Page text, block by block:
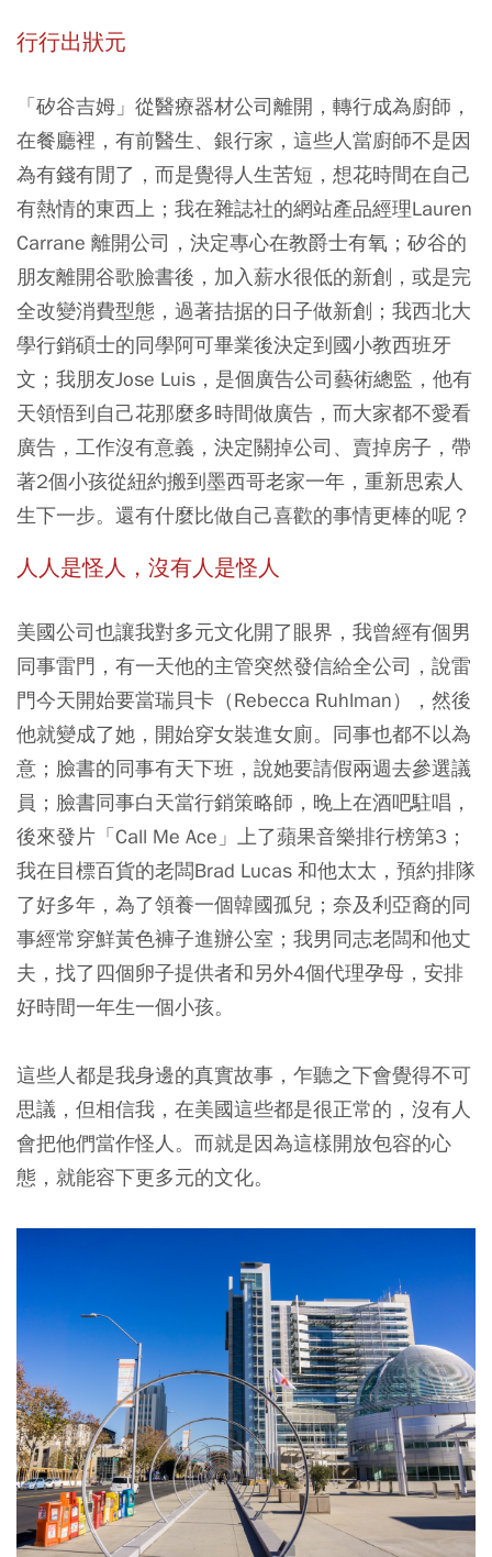
行行出狀元
「矽谷吉姆」從醫療器材公司離開，轉行成為廚師，
在餐廳裡，有前醫生、銀行家，這些人當廚師不是因
為有錢有閒了，而是覺得人生苦短，想花時間在自己
有熱情的東西上；我在雜誌社的網站產品經理Lauren
Carrane 離開公司，決定專心在教爵士有氧；矽谷的
朋友離開谷歌臉書後，加入薪水很低的新創，或是完
全改變消費型態，過著拮据的日子做新創；我西北大
學行銷碩士的同學阿可畢業後決定到國小教西班牙
文；我朋友Jose Luis，是個廣告公司藝術總監，他有
天領悟到自己花那麼多時間做廣告，而大家都不愛看
廣告，工作沒有意義，決定關掉公司、賣掉房子，帶
著2個小孩從紐約搬到墨西哥老家一年，重新思索人
生下一步。還有什麼比做自己喜歡的事情更棒的呢？
人人是怪人，沒有人是怪人
美國公司也讓我對多元文化開了眼界，我曾經有個男
同事雷門，有一天他的主管突然發信給全公司，說雷
門今天開始要當瑞貝卡（Rebecca Ruhlman），然後
他就變成了她，開始穿女裝進女廁。同事也都不以為
意；臉書的同事有天下班，說她要請假兩週去參選議
員；臉書同事白天當行銷策略師，晚上在酒吧駐唱，
後來發片「Call Me Ace」上了蘋果音樂排行榜第3；
我在目標百貨的老闆Brad Lucas 和他太太，預約排隊
了好多年，為了領養一個韓國孤兒；奈及利亞裔的同
事經常穿鮮黃色褲子進辦公室；我男同志老闆和他丈
夫，找了四個卵子提供者和另外4個代理孕母，安排
好時間一年生一個小孩。
這些人都是我身邊的真實故事，乍聽之下會覺得不可
思議，但相信我，在美國這些都是很正常的，沒有人
會把他們當作怪人。而就是因為這樣開放包容的心
態，就能容下更多元的文化。